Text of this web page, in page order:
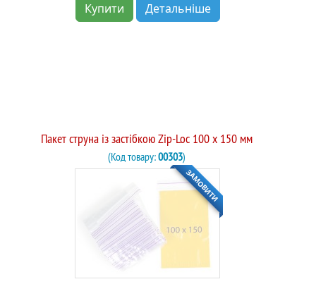
Купити Детальніше
Пакет струна із застібкою Zip-Loc 100 x 150 мм
(Код товару:00303)
ЗАМОВИТИ